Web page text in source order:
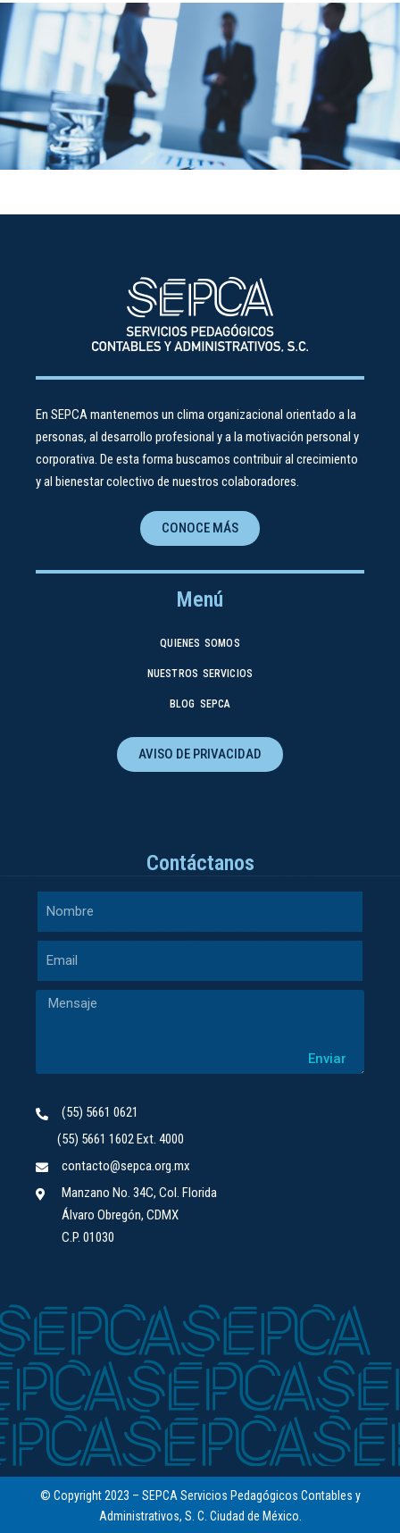
En SEPCA mantenemos un clima organizacional orientado a la
personas, al desarrollo profesional y a la motivación personal y
corporativa. De esta forma buscamos contribuir al crecimiento
y al bienestar colectivo de nuestros colaboradores.
CONOCE MÁS
Menú
QUIENES SOMOS
NUESTROS SERVICIOS
BLOG SEPCA
AVISO DE PRIVACIDAD
Contáctanos
Enviar
(55) 5661 0621
(55) 5661 1602 Ext. 4000
contacto@sepca.org.mx
Manzano No. 34C, Col. Florida
Álvaro Obregón, CDMX
C.P. 01030
© Copyright 2023 – SEPCA Servicios Pedagógicos Contables y
Administrativos, S. C. Ciudad de México.